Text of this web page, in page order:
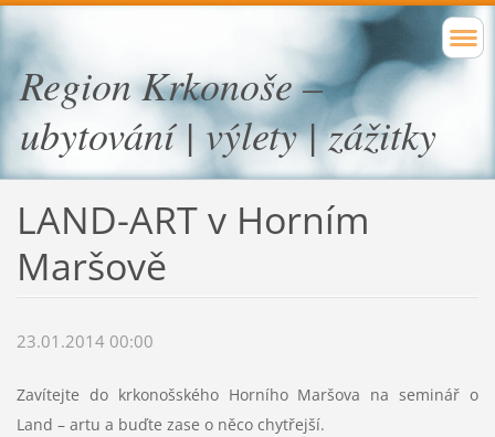
Region Krkonoše –
ubytování | výlety | zážitky
LAND-ART v Horním
Maršově
23.01.2014 00:00
Zavítejte do krkonošského Horního Maršova na seminář o
Land – artu a buďte zase o něco chytřejší.